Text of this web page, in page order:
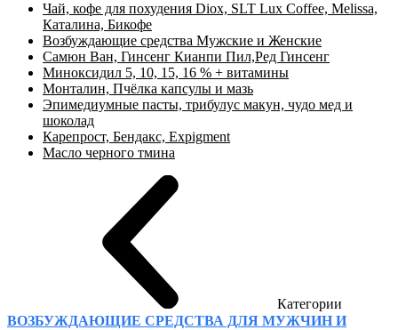
Чай, кофе для похудения Diox, SLT Lux Coffee, Melissa,
Каталина, Бикофе
Возбуждающие средства Мужские и Женские
Самюн Ван, Гинсенг Кианпи Пил,Ред Гинсенг
Миноксидил 5, 10, 15, 16 % + витамины
Монталин, Пчёлка капсулы и мазь
Эпимедиумные пасты, трибулус макун, чудо мед и
шоколад
Карепрост, Бендакс, Expigment
Масло черного тмина
Категории
ВОЗБУЖДАЮЩИЕ СРЕДСТВА ДЛЯ МУЖЧИН И